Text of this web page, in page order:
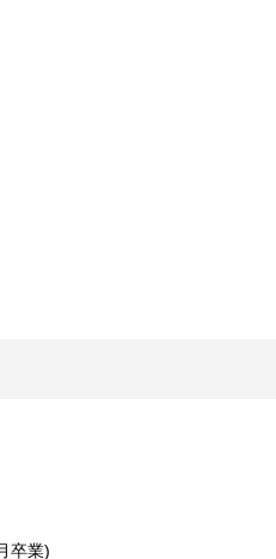
卒業)